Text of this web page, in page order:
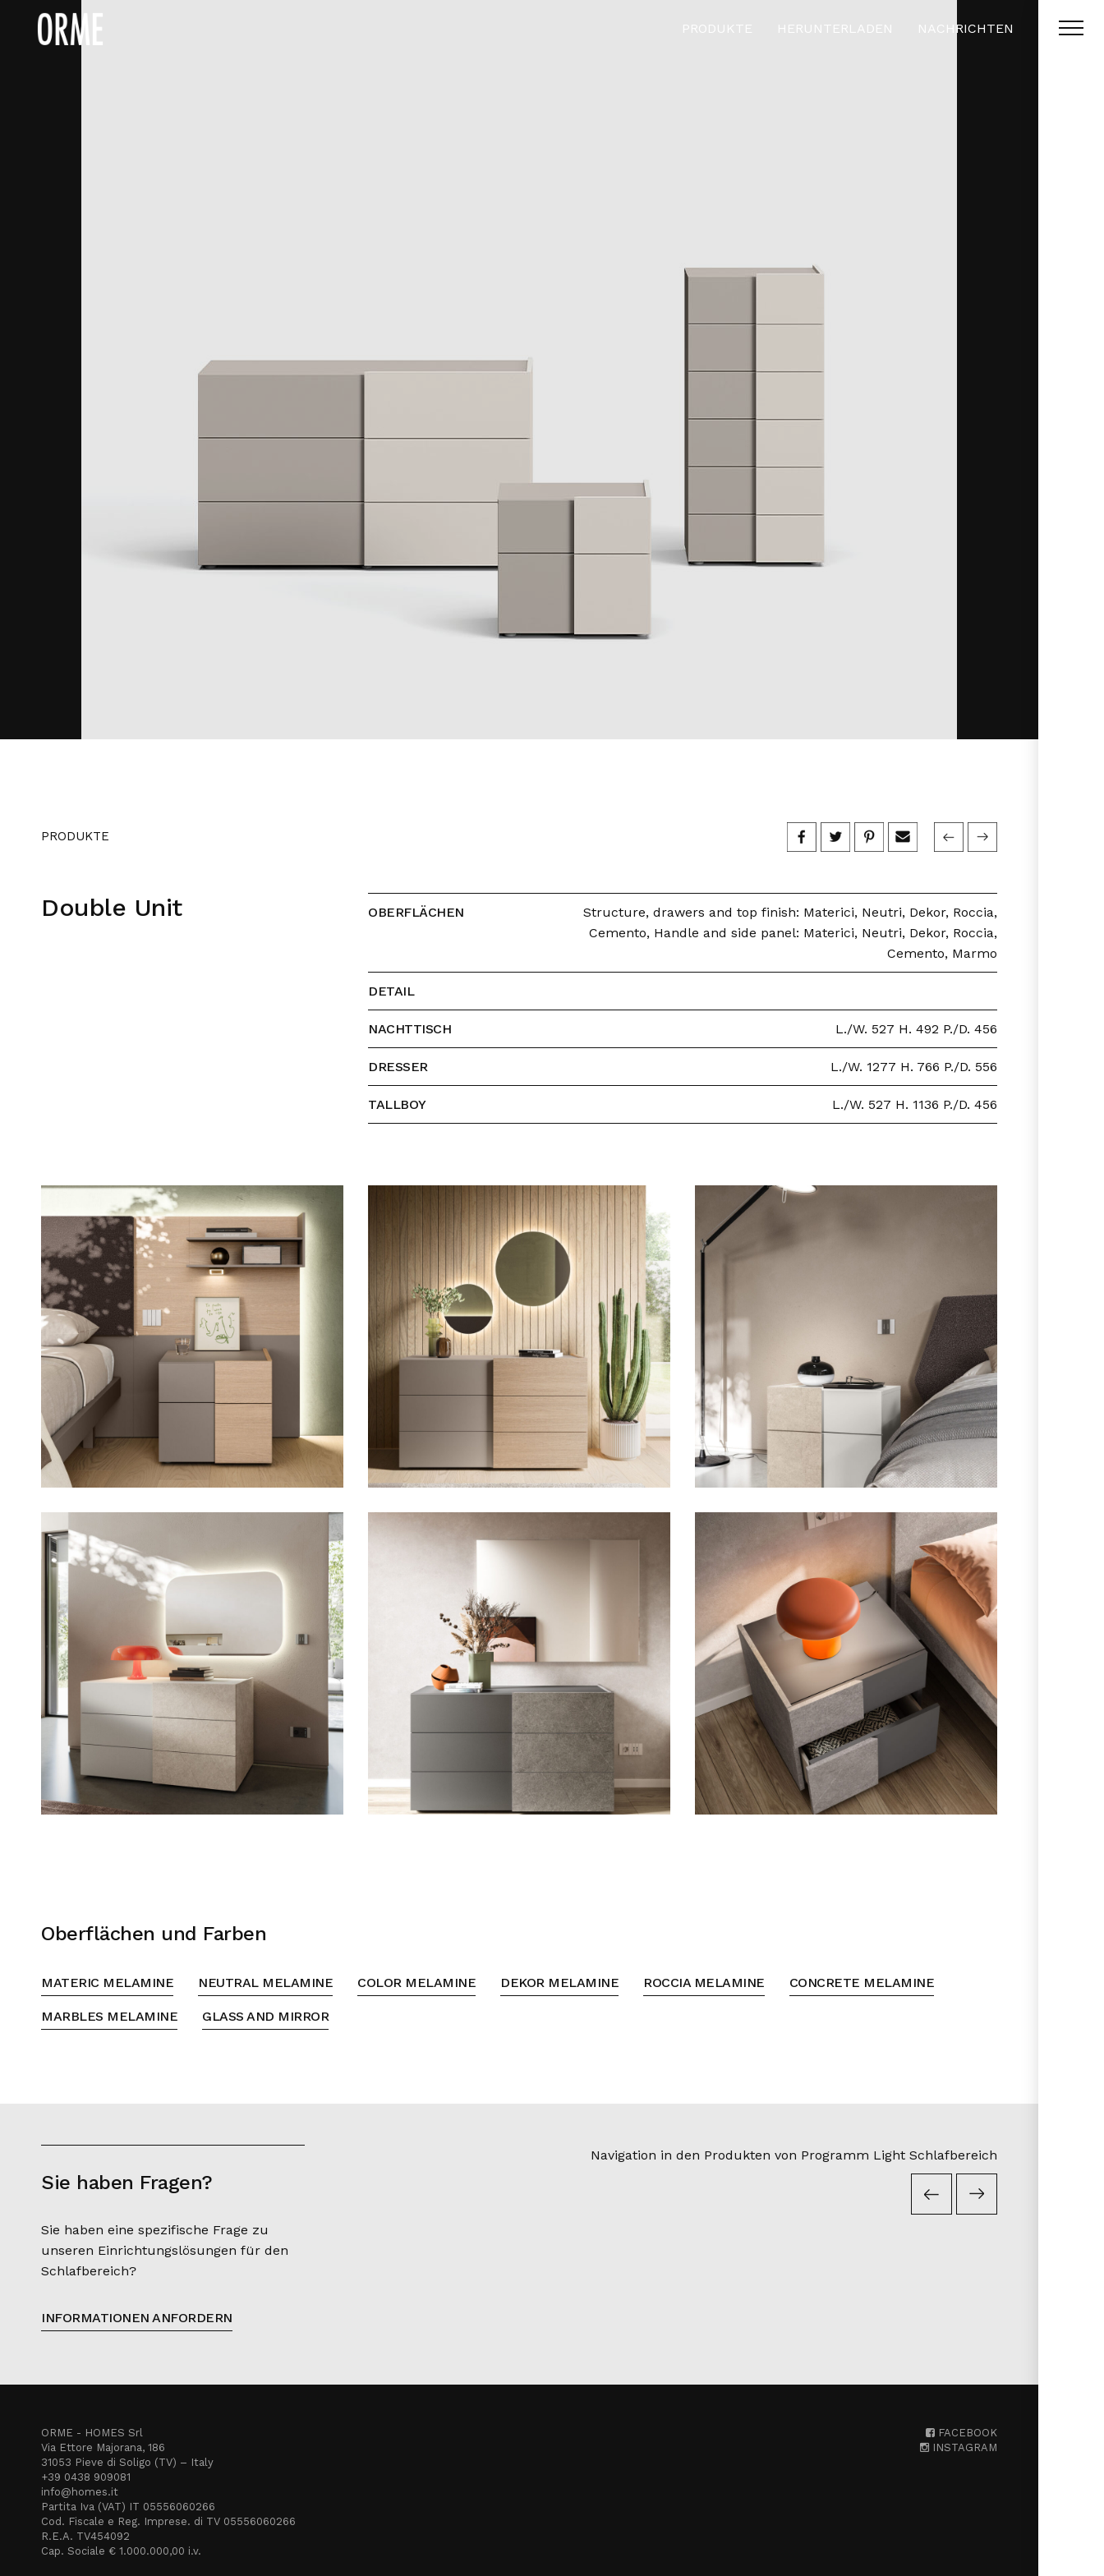
PRODUKTE HERUNTERLADEN NACHRICHTEN
PRODUKTE
Double Unit OBERFLÄCHEN
Structure, drawers and top finish: Materici, Neutri, Dekor, Roccia,
Cemento, Handle and side panel: Materici, Neutri, Dekor, Roccia,
Cemento, Marmo
DETAIL
NACHTTISCH L./W. 527 H. 492 P./D. 456
DRESSER L./W. 1277 H. 766 P./D. 556
TALLBOY L./W. 527 H. 1136 P./D. 456
Oberflächen und Farben
MATERIC MELAMINE NEUTRAL MELAMINE COLOR MELAMINE DEKOR MELAMINE ROCCIA MELAMINE CONCRETE MELAMINE
MARBLES MELAMINE GLASS AND MIRROR
Sie haben Fragen?
Sie haben eine spezifische Frage zu
unseren Einrichtungslösungen für den
Schlafbereich?
INFORMATIONEN ANFORDERN
Navigation in den Produkten von Programm Light Schlafbereich
ORME - HOMES Srl
Via Ettore Majorana, 186
31053 Pieve di Soligo (TV) – Italy
+39 0438 909081
info@homes.it
Partita Iva (VAT) IT 05556060266
Cod. Fiscale e Reg. Imprese. di TV 05556060266
R.E.A. TV454092
Cap. Sociale € 1.000.000,00 i.v.
FACEBOOK
INSTAGRAM